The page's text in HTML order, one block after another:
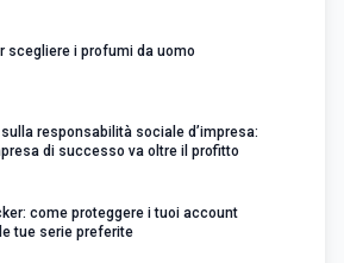
scegliere i profumi da uomo
responsabilità sociale d’impresa:
di successo va oltre il profitto
come proteggere i tuoi account
tue serie preferite